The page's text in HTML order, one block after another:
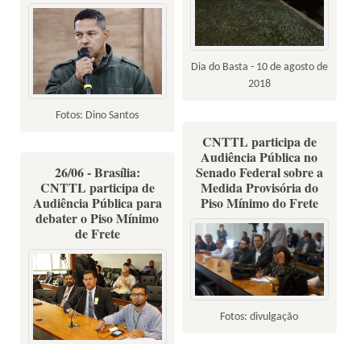
Dia do Basta - 10 de agosto de
2018
Fotos: Dino Santos
CNTTL participa de
Audiência Pública no
Senado Federal sobre a
Medida Provisória do
Piso Mínimo do Frete
Fotos: divulgação
26/06 - Brasília:
CNTTL participa de
Audiência Pública para
debater o Piso Mínimo
de Frete